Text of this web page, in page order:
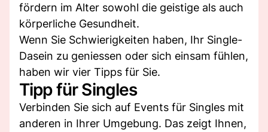
fördern im Alter sowohl die geistige als auch
körperliche Gesundheit.
Wenn Sie Schwierigkeiten haben, Ihr Single-
Dasein zu geniessen oder sich einsam fühlen,
haben wir vier Tipps für Sie.
Tipp für Singles
Verbinden Sie sich auf Events für Singles mit
anderen in Ihrer Umgebung. Das zeigt Ihnen,